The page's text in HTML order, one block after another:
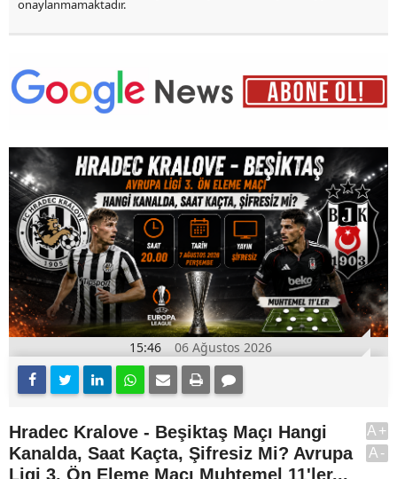
onaylanmamaktadır.
15:46 06 Ağustos 2026
Hradec Kralove - Beşiktaş Maçı Hangi
Kanalda, Saat Kaçta, Şifresiz Mi? Avrupa
Ligi 3. Ön Eleme Maçı Muhtemel 11'ler...
A+
A-